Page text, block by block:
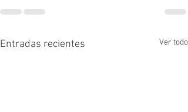
Entradas recientes Ver todo